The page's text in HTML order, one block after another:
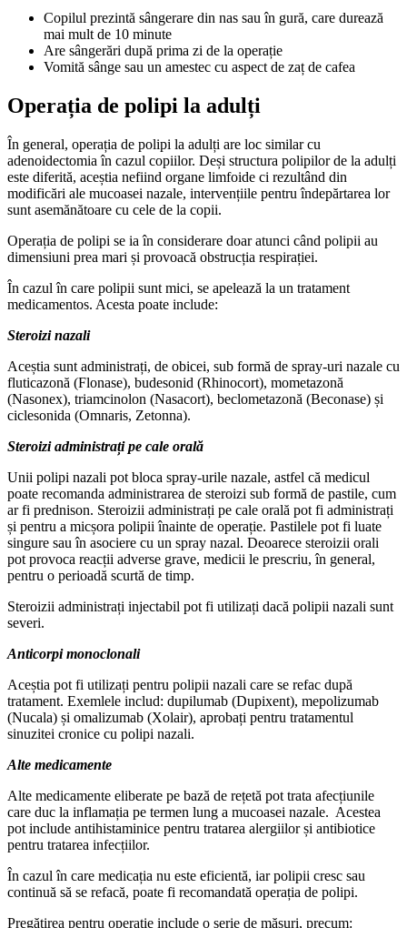
Copilul prezintă sângerare din nas sau în gură, care durează
mai mult de 10 minute
Are sângerări după prima zi de la operație
Vomită sânge sau un amestec cu aspect de zaț de cafea
Operația de polipi la adulți
În general, operația de polipi la adulți are loc similar cu
adenoidectomia în cazul copiilor. Deși structura polipilor de la adulți
este diferită, aceștia nefiind organe limfoide ci rezultând din
modificări ale mucoasei nazale, intervențiile pentru îndepărtarea lor
sunt asemănătoare cu cele de la copii.
Operația de polipi se ia în considerare doar atunci când polipii au
dimensiuni prea mari și provoacă obstrucția respirației.
În cazul în care polipii sunt mici, se apelează la un tratament
medicamentos. Acesta poate include:
Steroizi nazali
Aceștia sunt administrați, de obicei, sub formă de spray-uri nazale cu
fluticazonă (Flonase), budesonid (Rhinocort), mometazonă
(Nasonex), triamcinolon (Nasacort), beclometazonă (Beconase) și
ciclesonida (Omnaris, Zetonna).
Steroizi administrați pe cale orală
Unii polipi nazali pot bloca spray-urile nazale, astfel că medicul
poate recomanda administrarea de steroizi sub formă de pastile, cum
ar fi prednison. Steroizii administrați pe cale orală pot fi administrați
și pentru a micșora polipii înainte de operație. Pastilele pot fi luate
singure sau în asociere cu un spray nazal. Deoarece steroizii orali
pot provoca reacții adverse grave, medicii le prescriu, în general,
pentru o perioadă scurtă de timp.
Steroizii administrați injectabil pot fi utilizați dacă polipii nazali sunt
severi.
Anticorpi monoclonali
Aceștia pot fi utilizați pentru polipii nazali care se refac după
tratament. Exemlele includ: dupilumab (Dupixent), mepolizumab
(Nucala) și omalizumab (Xolair), aprobați pentru tratamentul
sinuzitei cronice cu polipi nazali.
Alte medicamente
Alte medicamente eliberate pe bază de rețetă pot trata afecțiunile
care duc la inflamația pe termen lung a mucoasei nazale. Acestea
pot include antihistaminice pentru tratarea alergiilor și antibiotice
pentru tratarea infecțiilor.
În cazul în care medicația nu este eficientă, iar polipii cresc sau
continuă să se refacă, poate fi recomandată operația de polipi.
Pregătirea pentru operație include o serie de măsuri, precum: